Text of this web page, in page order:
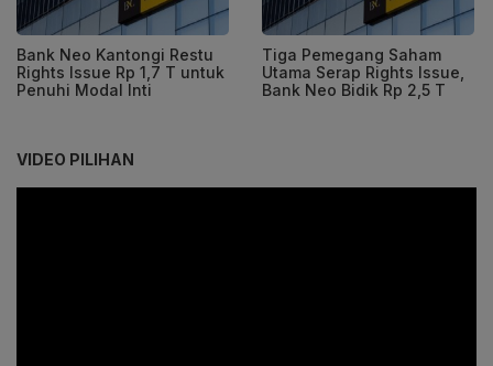
Bank Neo Kantongi Restu
Rights Issue Rp 1,7 T untuk
Penuhi Modal Inti
Tiga Pemegang Saham
Utama Serap Rights Issue,
Bank Neo Bidik Rp 2,5 T
VIDEO PILIHAN